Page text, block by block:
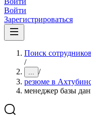
Войти
Зарегистрироваться
Поиск
/
... /
резюме в
менеджер базы